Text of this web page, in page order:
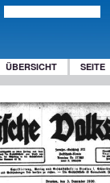
ÜBERSICHT SEITE